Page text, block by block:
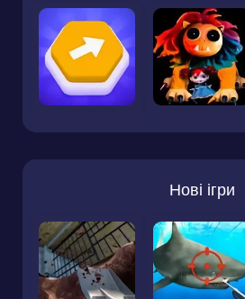
Нові ігри